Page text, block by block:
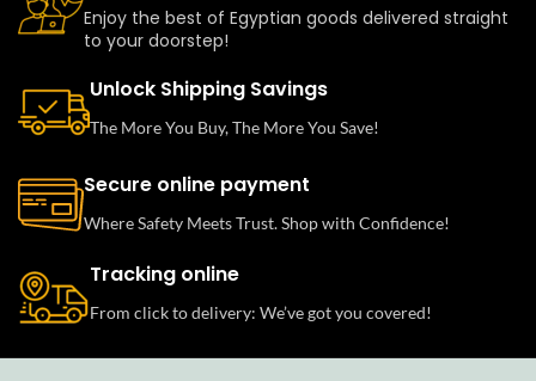
Enjoy the best of Egyptian goods delivered straight
to your doorstep!
Unlock Shipping Savings
The More You Buy, The More You Save!
Secure online payment
Where Safety Meets Trust. Shop with Confidence!
Tracking online
From click to delivery: We’ve got you covered!